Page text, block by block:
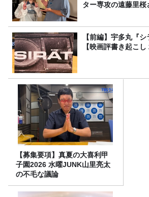
ター専攻の遠藤里桜
【前編】宇多丸『
【映画評書き起こ
【募集要項】真夏の大喜利甲
子園2026 水曜JUNK山里亮太
の不毛な議論